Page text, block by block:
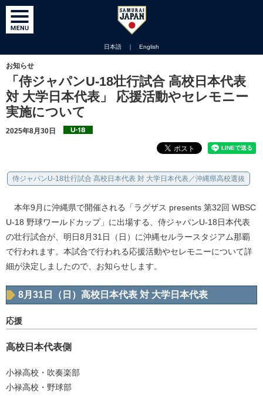
日本語 ｜ English
お知らせ
「侍ジャパンU-18壮行試合 高校日本代表
対 大学日本代表」 応援活動やセレモニー
実施について
2025年8月30日
侍ジャパンU-18壮行試合 高校日本代表 対 大学日本代表／沖縄県高校選抜
本年9月に沖縄県で開催される「ラグザス presents 第32回 WBSC
U-18 野球ワールドカップ」に出場する、侍ジャパンU-18日本代表
の壮行試合が、明日8月31日（日）に沖縄セルラースタジアム那覇
で行われます。本試合で行われる応援活動やセレモニーについて詳
細が決定しましたので、お知らせします。
8月31日（日）高校日本代表 対 大学日本代表
応援
高校日本代表側
小禄高校・吹奏楽部
小禄高校・野球部